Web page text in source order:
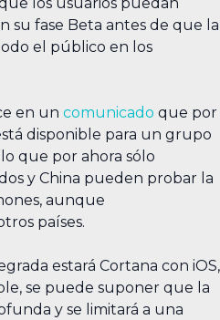
los usuarios puedan
su fase Beta antes de que la
el público en los
en un comunicado que por
disponible para un grupo
que por ahora sólo
y China pueden probar la
aunque
países.
estará Cortana con iOS,
se puede suponer que la
y se limitará a una